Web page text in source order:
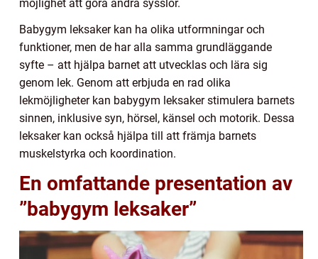
möjlighet att göra andra sysslor.
Babygym leksaker kan ha olika utformningar och
funktioner, men de har alla samma grundläggande
syfte – att hjälpa barnet att utvecklas och lära sig
genom lek. Genom att erbjuda en rad olika
lekmöjligheter kan babygym leksaker stimulera barnets
sinnen, inklusive syn, hörsel, känsel och motorik. Dessa
leksaker kan också hjälpa till att främja barnets
muskelstyrka och koordination.
En omfattande presentation av
”babygym leksaker”